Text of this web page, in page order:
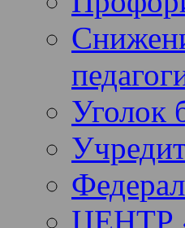
Уголок